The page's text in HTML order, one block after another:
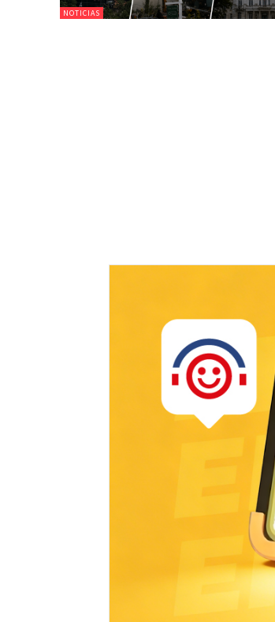
NOTICIAS